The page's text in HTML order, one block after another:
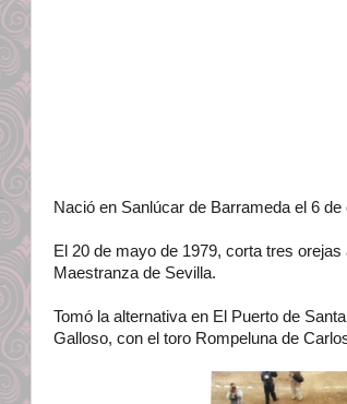
Nació en Sanlúcar de Barrameda el 6 de
El 20 de mayo de 1979, corta tres
Maestranza de Sevilla.
Tomó la alternativa en El Puerto de
Galloso, con el toro Rompeluna de